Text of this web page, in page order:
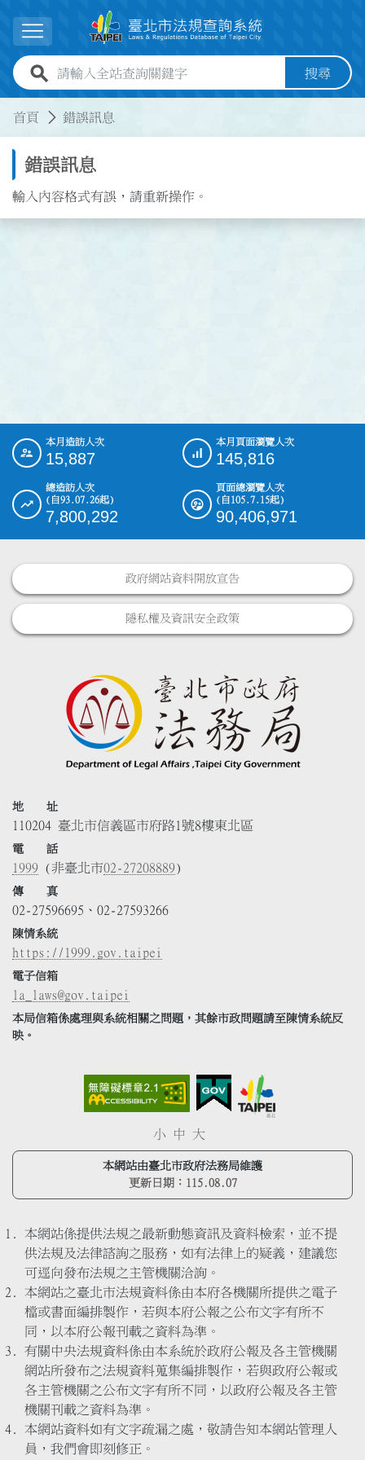
展開選單
全站查詢關鍵字欄位 搜尋
首頁 錯誤訊息
錯誤訊息
輸入內容格式有誤，請重新操作。
::: 本月造訪人次
15,887
本月頁面瀏覽人次
145,816
總造訪人次
(自93.07.26起)
7,800,292
頁面總瀏覽人次
(自105.7.15起)
90,406,971
政府網站資料開放宣告
隱私權及資訊安全政策
地 址
110204 臺北市信義區市府路1號8樓東北區
電 話
1999 (非臺北市02-27208889)
傳 真
02-27596695、02-27593266
陳情系統
https://1999.gov.taipei
電子信箱
la_laws@gov.taipei
本局信箱係處理與系統相關之問題，其餘市政問題請至陳情系統反
映。
小 中 大
本網站由臺北市政府法務局維護
更新日期： 115.08.07
本網站係提供法規之最新動態資訊及資料檢索，並不提
供法規及法律諮詢之服務，如有法律上的疑義，建議您
可逕向發布法規之主管機關洽詢。
本網站之臺北市法規資料係由本府各機關所提供之電子
檔或書面編排製作，若與本府公報之公布文字有所不
同，以本府公報刊載之資料為準。
有關中央法規資料係由本系統於政府公報及各主管機關
網站所發布之法規資料蒐集編排製作，若與政府公報或
各主管機關之公布文字有所不同，以政府公報及各主管
機關刊載之資料為準。
本網站資料如有文字疏漏之處，敬請告知本網站管理人
員，我們會即刻修正。